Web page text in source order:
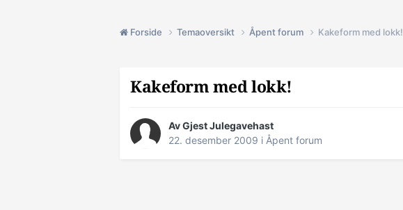
Forside Temaoversikt Åpent forum Kakeform med lokk!
Kakeform med lokk!
Av Gjest Julegavehast
22. desember 2009 i Åpent forum